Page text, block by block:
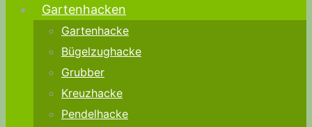
Gartenhacken
Gartenhacke
Bügelzughacke
Grubber
Kreuzhacke
Pendelhacke